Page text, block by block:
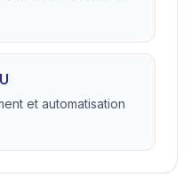
et automatisation